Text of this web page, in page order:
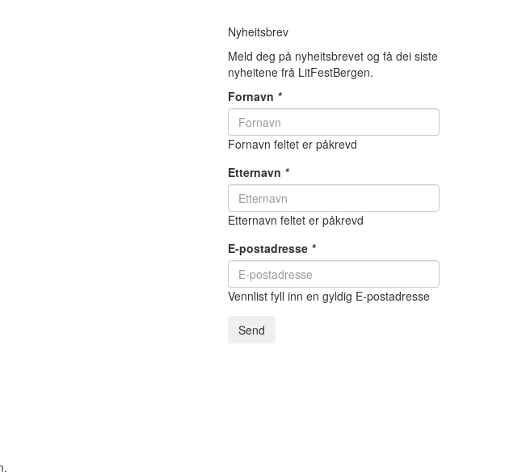
Nyheitsbrev
Meld deg på nyheitsbrevet og få dei siste
nyheitene frå LitFestBergen.
Fornavn *
Fornavn feltet er påkrevd
Etternavn *
Etternavn feltet er påkrevd
E-postadresse *
Vennlist fyll inn en gyldig E-postadresse
Send